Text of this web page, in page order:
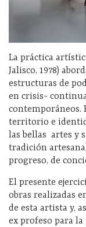
La práctica
Jalisco, 1978)
estructuras de
en crisis-
contemporáneos.
territorio e
las bellas artes y
tradición
progreso, de
El presente
obras realizadas
de esta artista y,
ex profeso para